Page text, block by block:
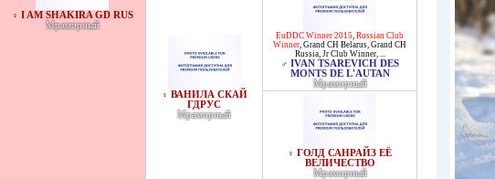
♀ I AM SHAKIRA GD RUS
Мраморный
♀ ВАНИЛА СКАЙ
ГДРУС
Мраморный
EuDDC Winner 2015, Russian Club
Winner, Grand CH Belarus, Grand CH
Russia, Jr Club Winner, ...
♂ IVAN TSAREVICH DES
MONTS DE L'AUTAN
Мраморный
♀ ГОЛД САНРАЙЗ ЕЁ
ВЕЛИЧЕСТВО
Мраморный